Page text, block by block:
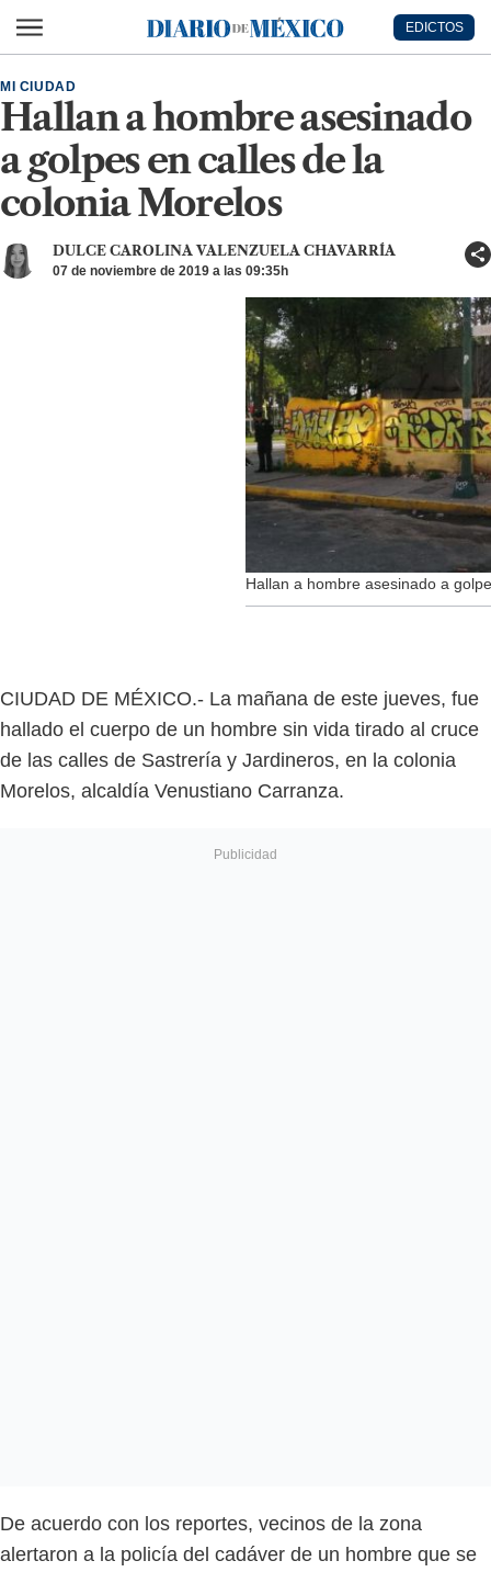
Diario de México
EDICTOS
Hallan a hombre asesinado
a golpes en calles de la
colonia Morelos
MI CIUDAD
DULCE CAROLINA VALENZUELA CHAVARRÍA
07 de noviembre de 2019 a las 09:35h
Hallan a hombre asesinado a
CIUDAD DE MÉXICO.- La mañana de este jueves, fue
hallado el cuerpo de un hombre sin vida tirado al cruce
de las calles de Sastrería y Jardineros, en la colonia
Morelos, alcaldía Venustiano Carranza.
De acuerdo con los reportes, vecinos de la zona
alertaron a la policía del cadáver de un hombre que se